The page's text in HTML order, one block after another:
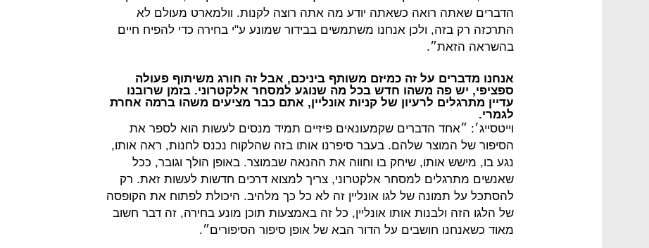
הדברים שאתה רואה כשאתה יודע מה אתה רוצה לקנות. וולמארט מעולם לא
התרכזה רק בזה, ולכן אנחנו משתמשים בבידור שמונע ע"י בחירה כדי להפיח חיים
בהשראה הזאת״.
אנחנו מדברים על זה כמיזם משותף ביניכם, אבל זה חורג משיתוף פעולה
ספציפי, יש פה משהו חדש בכל מה שנוגע למסחר אלקטרוני. בזמן שרובנו
עדיין מתרגלים לרעיון של קניות אונליין, אתם כבר מציעים משהו ברמה אחרת
לגמרי.
וייטסייג׳: ״אחד הדברים שקמעונאים פיזיים תמיד מנסים לעשות הוא לספר את
הסיפור של המוצר שלהם. בעבר סיפרנו אותו בזה שהלקוח נכנס לחנות, ראה אותו,
נגע בו, מישש אותו, שיחק בו וחווה את ההנאה שבמוצר. באופן הולך וגובר, ככל
שאנשים מתרגלים למסחר אלקטרוני, צריך למצוא דרכים חדשות לעשות זאת. רק
להסתכל על תמונה של לגו אונליין זה לא כל כך מלהיב. היכולת לפתוח את הקופסה
של הלגו הזה ולבנות אותו אונליין, כל זה באמצעות תוכן מונע בחירה, זה דבר חשוב
מאוד כשאנחנו חושבים על הדור הבא של אופן סיפור הסיפורים״.